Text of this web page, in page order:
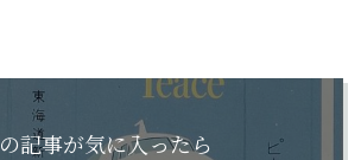
記事が気に入ったら